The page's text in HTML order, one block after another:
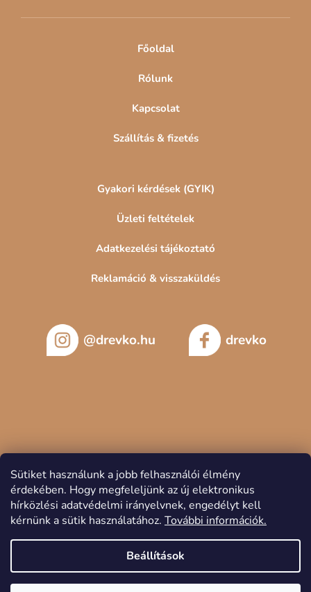
Sütiket használunk a jobb felhasználói élmény
érdekében. Hogy megfeleljünk az új elektronikus
hírközlési adatvédelmi irányelvnek, engedélyt kell
kérnünk a sütik használatához. További információk.
Beállítások
Főoldal
Rólunk
Kapcsolat
Szállítás & fizetés
Gyakori kérdések (GYIK)
Üzleti feltételek
Adatkezelési tájékoztató
Reklamáció & visszaküldés
@drevko.hu drevko